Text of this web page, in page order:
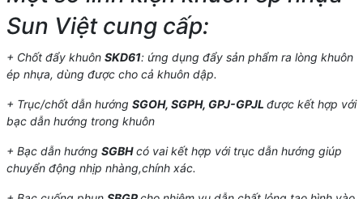
Sun Việt cung cấp:
+ Chốt đẩy khuôn SKD61: ứng dụng đẩy sản phẩm ra lòng khuôn
ép nhựa, dùng được cho cả khuôn dập.
+ Trục/chốt dẫn hướng SGOH, SGPH, GPJ-GPJL được kết hợp với
bạc dẫn hướng trong khuôn
+ Bạc dẫn hướng SGBHcó vai kết hợp với trục dẫn hướng giúp
chuyển động nhịp nhàng,chính xác.